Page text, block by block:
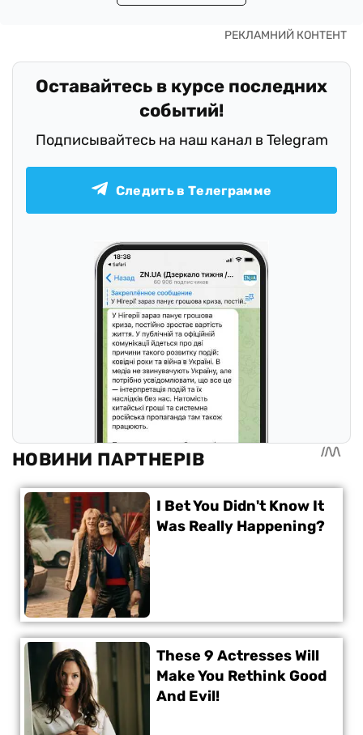
Оставайтесь в курсе последних
событий!
Подписывайтесь на наш канал в Telegram
Следить в Телеграмме